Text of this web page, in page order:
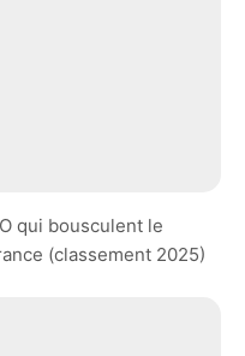
qui bousculent le
(classement 2025)